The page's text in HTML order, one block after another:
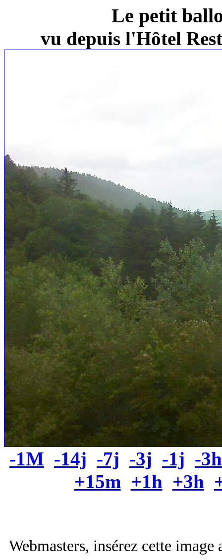
Le petit
vu depuis l'Hôtel
-1M -14j -7j -3j -1j -3h
+15m +1h +3h
Webmasters, insérez cette